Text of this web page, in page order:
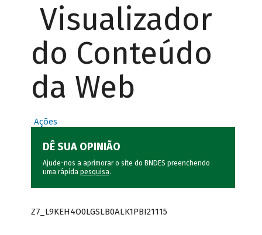
Visualizador
do Conteúdo
da Web
Ações
DÊ SUA OPINIÃO
Ajude-nos a aprimorar o site do BNDES preenchendo
uma rápida pesquisa.
Z7_L9KEH4O0LGSLB0ALK1PBI21115